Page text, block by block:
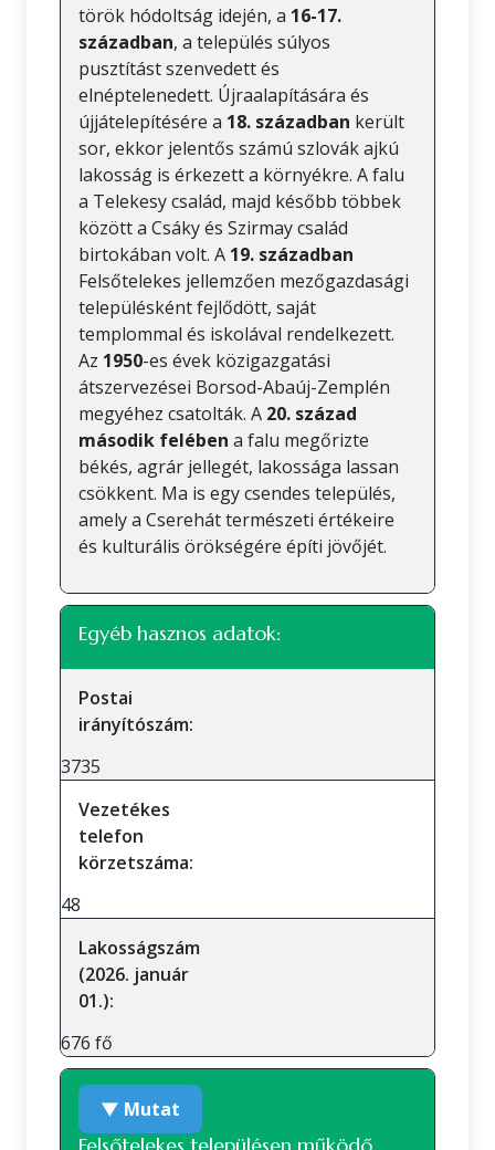
török hódoltság idején, a 16-17.
században, a település súlyos
pusztítást szenvedett és
elnéptelenedett. Újraalapítására és
újjátelepítésére a 18. században került
sor, ekkor jelentős számú szlovák ajkú
lakosság is érkezett a környékre. A falu
a Telekesy család, majd később többek
között a Csáky és Szirmay család
birtokában volt. A 19. században
Felsőtelekes jellemzően mezőgazdasági
településként fejlődött, saját
templommal és iskolával rendelkezett.
Az 1950-es évek közigazgatási
átszervezései Borsod-Abaúj-Zemplén
megyéhez csatolták. A 20. század
második felében a falu megőrizte
békés, agrár jellegét, lakossága lassan
csökkent. Ma is egy csendes település,
amely a Cserehát természeti értékeire
és kulturális örökségére építi jövőjét.
Egyéb hasznos adatok:
Postai
irányítószám:
3735
Vezetékes
telefon
körzetszáma:
48
Lakosságszám
(2026. január
01.):
676 fő
▼ Mutat